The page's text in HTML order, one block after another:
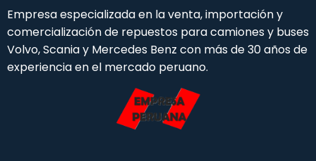
Empresa especializada en la venta, importación y
comercialización de repuestos para camiones y buses
Volvo, Scania y Mercedes Benz con más de 30 años de
experiencia en el mercado peruano.